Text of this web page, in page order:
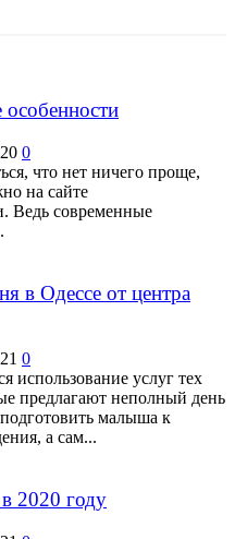
0
что нет ничего проще,
на сайте
Ведь современные
в Одессе от центра
0
использование услуг тех
предлагают неполный день
малыша к
а сам...
2020 году